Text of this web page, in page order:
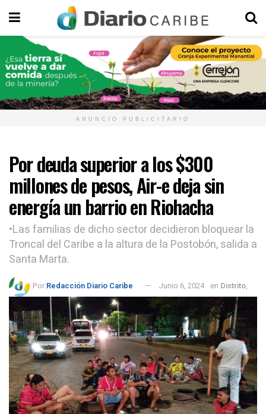
ANUNCIO PUBLICITARIO
Por deuda superior a los $300
millones de pesos, Air-e deja sin
energía un barrio en Riohacha
•Las familias de dicho sector decidieron bloquear la
Troncal del Caribe a la altura de la Postobón, salida a
Santa Marta.
Por:Redacción Diario Caribe Junio 6, 2024 en Distrito,